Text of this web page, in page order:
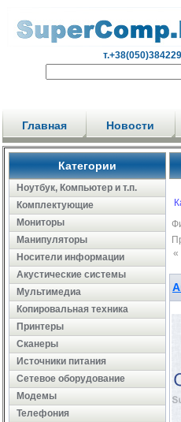
Главная Новости
Категории
Ноутбук, Компьютер и т.п.
Комплектующие
Мониторы
Манипуляторы
Носители информации
Акустические системы
Мультимедиа
Копировальная техника
Принтеры
Сканеры
Источники питания
Сетевое оборудование
Модемы
Телефония
«